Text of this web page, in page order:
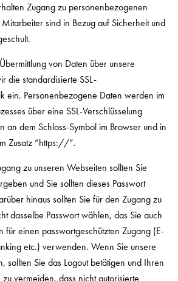
Zugang zu personenbezogenen
sind in Bezug auf Sicherheit und
von Daten über unsere
die standardisierte SSL-
ein. Personenbezogene Daten werden im
über eine SSL‐Verschlüsselung
an dem Schloss‐Symbol im Browser und in
Zusatz “https://”.
zu unseren Webseiten sollten Sie
und Sie sollten dieses Passwort
hinaus sollten Sie für den Zugang zu
dasselbe Passwort wählen, das Sie auch
für einen passwortgeschützten Zugang (E-
etc.) verwenden. Wenn Sie unsere
sollten Sie das Logout betätigen und Ihren
vermeiden, dass nicht autorisierte